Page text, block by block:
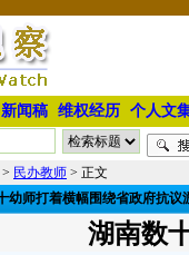
新闻稿 维权经历 个人文
> 民办教师 > 正文
幼师打着横幅围绕省政府抗议
湖南数